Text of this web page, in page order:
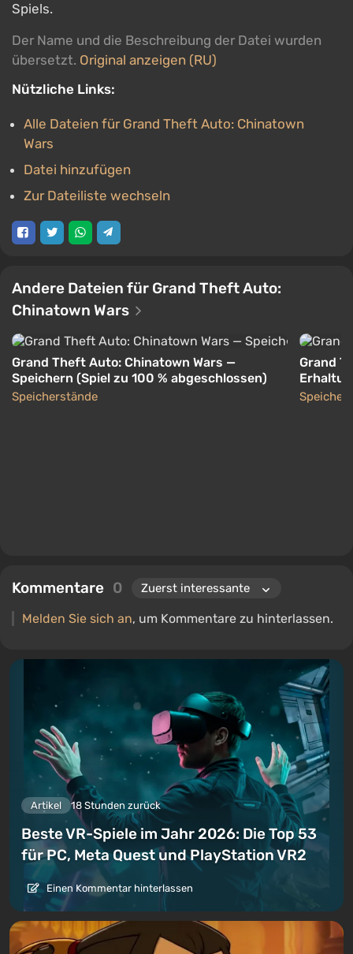
Spiels.
Der Name und die Beschreibung der Datei wurden
übersetzt. Original anzeigen (RU)
Nützliche Links:
Alle Dateien für Grand Theft Auto: Chinatown
Wars
Datei hinzufügen
Zur Dateiliste wechseln
Andere Dateien für Grand Theft Auto:
Chinatown Wars
Grand Theft Auto: Chinatown Wars —
Speichern (Spiel zu 100 % abgeschlossen)
Speicherstände
Grand
Kommentare 0
Melden Sie sich an, um Kommentare zu hinterlassen.
Artikel 18 Stunden zurück
Beste VR-Spiele im Jahr 2026: Die Top 53
für PC, Meta Quest und PlayStation VR2
Einen Kommentar hinterlassen